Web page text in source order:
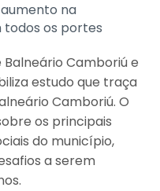
aumento na
todos os portes
Camboriú e
estudo que traça
Camboriú. O
os principais
do município,
a serem